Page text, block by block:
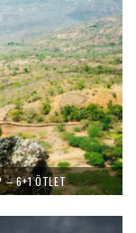
– 6+1 ÖTLET